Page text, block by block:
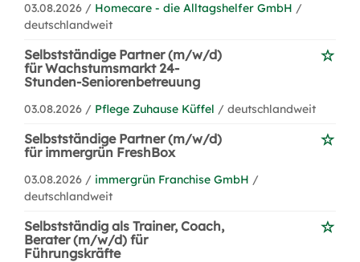
03.08.2026 / Homecare - die Alltagshelfer GmbH /
deutschlandweit
Selbstständige Partner (m/w/d)
für Wachstumsmarkt 24-
Stunden-Seniorenbetreuung
03.08.2026 / Pflege Zuhause Küffel / deutschlandweit
Selbstständige Partner (m/w/d)
für immergrün FreshBox
03.08.2026 / immergrün Franchise GmbH /
deutschlandweit
Selbstständig als Trainer, Coach,
Berater (m/w/d) für
Führungskräfte